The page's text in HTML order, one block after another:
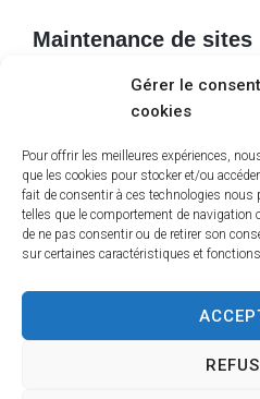
Gérer le
cookies
Pour offrir les meilleures expériences,
que les cookies pour stocker et/ou
fait de consentir à ces technologies nous
telles que le comportement de navigation
de ne pas consentir ou de retirer son
sur certaines caractéristiques et
Maintenance de sites
Installation PAC
24 février 2023